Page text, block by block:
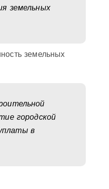
земельных
земельных
городской
в